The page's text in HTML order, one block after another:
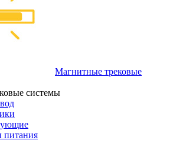
Магнитные трековые
системы
питания